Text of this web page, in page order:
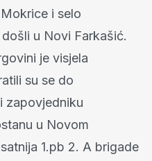
i selo
u Novi Farkašić.
je visjela
su se do
zapovjedniku
u Novom
1.pb 2. A brigade